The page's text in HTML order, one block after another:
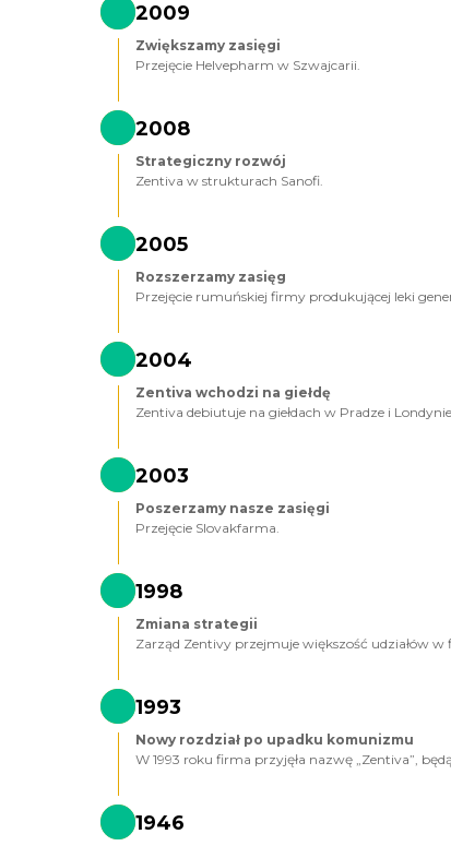
2009
Zwiększamy zasięgi
Przejęcie Helvepharm w Szwajcarii.
2008
Strategiczny rozwój
Zentiva w strukturach Sanofi.
2005
Rozszerzamy zasięg
Przejęcie rumuńskiej firmy produkującej leki
2004
Zentiva wchodzi na giełdę
Zentiva debiutuje na giełdach w Pradze i
2003
Poszerzamy nasze zasięgi
Przejęcie Slovakfarma.
1998
Zmiana strategii
Zarząd Zentivy przejmuje większość udziałów
1993
Nowy rozdział po upadku komunizmu
W 1993 roku firma przyjęła nazwę „Zentiva”,
1946